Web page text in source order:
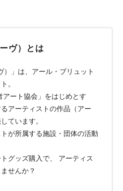
ヴ）とは
）」は、アール・ブリュット
。
アート協会」をはじめとす
アーティストの作品（アー
ています。
が所属する施設・団体の活動
グッズ購入で、 アーティス
せんか？